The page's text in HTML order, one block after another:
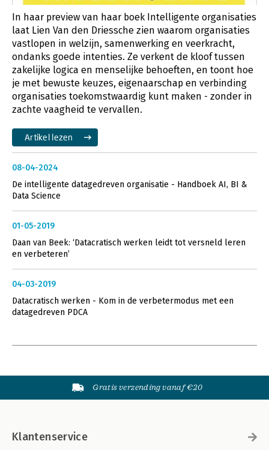
In haar preview van haar boek Intelligente organisaties
laat Lien Van den Driessche zien waarom organisaties
vastlopen in welzijn, samenwerking en veerkracht,
ondanks goede intenties. Ze verkent de kloof tussen
zakelijke logica en menselijke behoeften, en toont hoe
je met bewuste keuzes, eigenaarschap en verbinding
organisaties toekomstwaardig kunt maken - zonder in
zachte vaagheid te vervallen.
Artikel lezen
08-04-2024
De intelligente datagedreven organisatie - Handboek AI, BI &
Data Science
01-05-2019
Daan van Beek: ‘Datacratisch werken leidt tot versneld leren
en verbeteren’
04-03-2019
Datacratisch werken - Kom in de verbetermodus met een
datagedreven PDCA
Gratis verzending vanaf €20
Klantenservice